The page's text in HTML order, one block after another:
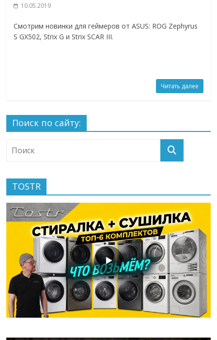
10.05.2019
Смотрим новинки для геймеров от ASUS: ROG Zephyrus
S GX502, Strix G и Strix SCAR III.
Читать далее
Поиск по сайту:
TOSTR